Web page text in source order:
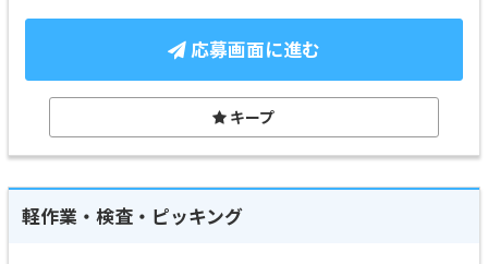
応募画面に進む
キープ
軽作業・検査・ピッキング